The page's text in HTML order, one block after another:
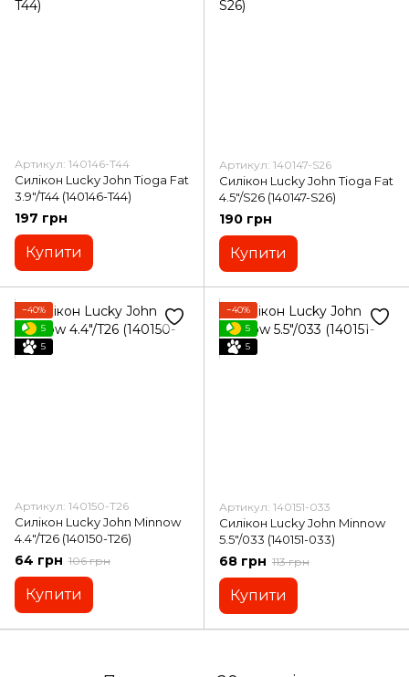
Артикул: 140146-T44
Силікон Lucky John Tioga Fat
3.9"/T44 (140146-T44)
197 грн
Купити
Артикул: 140147-S26
Силікон Lucky John Tioga Fat
4.5"/S26 (140147-S26)
190 грн
Купити
−40%
5
5
Артикул: 140150-T26
Силікон Lucky John Minnow
4.4"/T26 (140150-T26)
64 грн 106 грн
Купити
−40%
5
5
Артикул: 140151-033
Силікон Lucky John Minnow
5.5"/033 (140151-033)
68 грн 113 грн
Купити